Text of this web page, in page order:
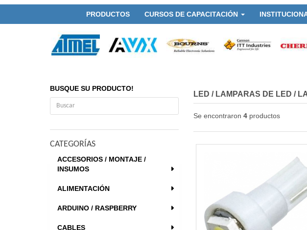
PRODUCTOS CURSOS DE CAPACITACIÓN
BUSQUE SU PRODUCTO!
CATEGORÍAS
ACCESORIOS / MONTAJE /
INSUMOS
ALIMENTACIÓN
ARDUINO / RASPBERRY
CABLES
LED / LAMPARAS DE LED /
Se encontraron 4 productos